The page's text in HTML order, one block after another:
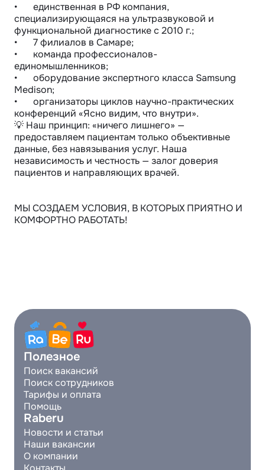
•	единственная в РФ компания,
специализирующаяся на ультразвуковой и
функциональной диагностике с 2010 г.;
•	7 филиалов в Самаре;
•	команда профессионалов-
единомышленников;
•	оборудование экспертного класса Samsung
Medison;
•	организаторы циклов научно-практических
конференций «Ясно видим, что внутри».
💡 Наш принцип: «ничего лишнего» —
предоставляем пациентам только объективные
данные, без навязывания услуг. Наша
независимость и честность — залог доверия
пациентов и направляющих врачей.
МЫ СОЗДАЕМ УСЛОВИЯ, В КОТОРЫХ ПРИЯТНО И
КОМФОРТНО РАБОТАТЬ!
Полезное
Поиск вакансий
Поиск сотрудников
Тарифы и оплата
Помощь
Raberu
Новости и статьи
Наши вакансии
О компании